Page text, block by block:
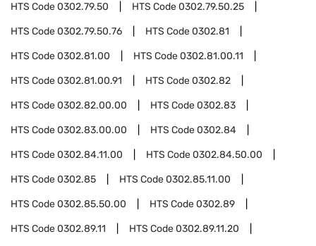
HTS Code0302.79.50 HTS Code0302.79.50.25
HTS Code0302.79.50.76 HTS Code0302.81
HTS Code0302.81.00 HTS Code0302.81.00.11
HTS Code0302.81.00.91 HTS Code0302.82
HTS Code0302.82.00.00 HTS Code0302.83
HTS Code0302.83.00.00 HTS Code0302.84
HTS Code0302.84.11.00 HTS Code0302.84.50.00
HTS Code0302.85 HTS Code0302.85.11.00
HTS Code0302.85.50.00 HTS Code0302.89
HTS Code0302.89.11 HTS Code0302.89.11.20